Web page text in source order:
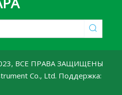
ВСЕ ПРАВА ЗАЩИЩЕНЫ
Co., Ltd. Поддержка: